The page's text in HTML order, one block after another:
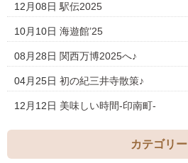
12月08日 駅伝2025
10月10日 海遊館’25
08月28日 関西万博2025へ♪
04月25日 初の紀三井寺散策♪
12月12日 美味しい時間-印南町-
カテゴリー